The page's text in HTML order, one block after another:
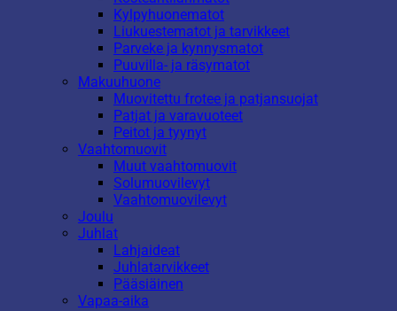
Kylpyhuonematot
Liukuestematot ja tarvikkeet
Parveke ja kynnysmatot
Puuvilla- ja räsymatot
Makuuhuone
Muovitettu frotee ja patjansuojat
Patjat ja varavuoteet
Peitot ja tyynyt
Vaahtomuovit
Muut vaahtomuovit
Solumuovilevyt
Vaahtomuovilevyt
Joulu
Juhlat
Lahjaideat
Juhlatarvikkeet
Pääsiäinen
Vapaa-aika